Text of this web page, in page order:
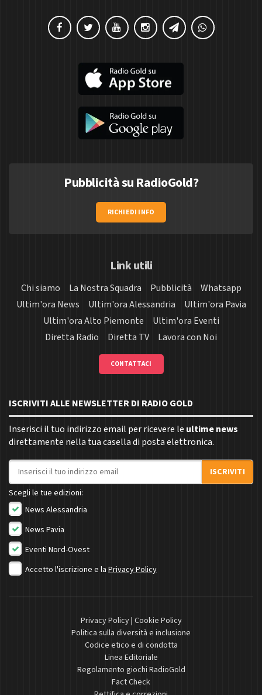
Pubblicità su RadioGold?
RICHIEDI INFO
Link utili
Chi siamo La Nostra Squadra Pubblicità
Whatsapp
Ultim'ora News
Ultim'ora Alessandria
Ultim'ora Pavia
Ultim'ora Alto Piemonte
Ultim'ora Eventi
Diretta Radio
Diretta TV Lavora con Noi
CONTATTACI
ISCRIVITI ALLE NEWSLETTER DI RADIO GOLD
Inserisci il tuo indirizzo email per ricevere le ultime news
direttamente nella tua casella di posta elettronica.
Indirizzo email
ISCRIVITI
Scegli le tue edizioni:
News Alessandria
News Pavia
Eventi Nord-Ovest
Accetto l'iscrizione e la Privacy Policy
Privacy Policy| Cookie Policy
Politica sulla diversità e inclusione
Codice etico e di condotta
Linea Editoriale
Regolamento giochi RadioGold
Fact Check